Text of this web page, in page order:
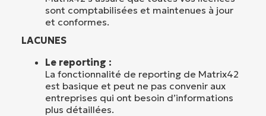
sont comptabilisées et maintenues à jour
et conformes.
LACUNES
Le reporting :
La fonctionnalité de reporting de Matrix42
est basique et peut ne pas convenir aux
entreprises qui ont besoin d’informations
plus détaillées.